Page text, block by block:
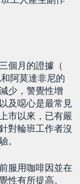
個月的證據（
阿莫達非尼的
少，警覺性增
及噁心是最常見
市以來，已有嚴
對輪班工作者沒
。
服用咖啡因並在
性有所提高。